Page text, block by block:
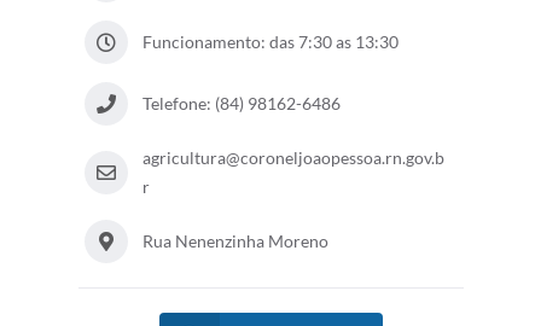
Funcionamento: das 7:30 as 13:30
Telefone: (84) 98162-6486
agricultura@coroneljoaopessoa.rn.gov.b
r
Rua Nenenzinha Moreno